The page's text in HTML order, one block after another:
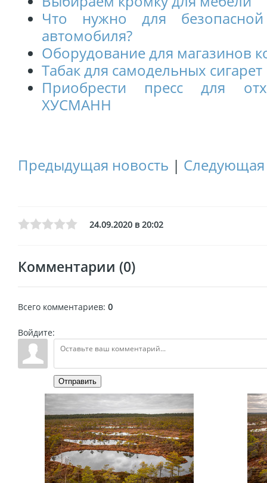
Что нужно для
автомобиля?
Оборудование для магазинов
Табак для самодельных
Приобрести пресс для
ХУСМАНН
Предыдущая новость | Следующая
24.09.2020 в 20:02
Комментарии (0)
Всего комментариев: 0
Войдите:
Отправить